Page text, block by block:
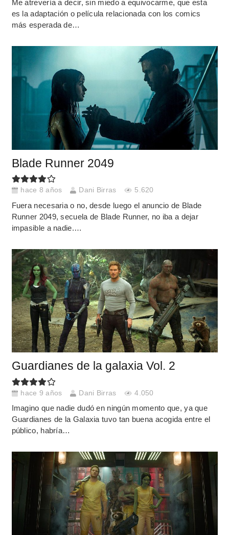
Me atrevería a decir, sin miedo a equivocarme, que esta
es la adaptación o película relacionada con los comics
más esperada de…
Blade Runner 2049
hace 8 años Dani Birras 5.620
Fuera necesaria o no, desde luego el anuncio de Blade
Runner 2049, secuela de Blade Runner, no iba a dejar
impasible a nadie.…
Guardianes de la galaxia Vol. 2
hace 9 años Dani Birras 4.050
Imagino que nadie dudó en ningún momento que, ya que
Guardianes de la Galaxia tuvo tan buena acogida entre el
público, habría…